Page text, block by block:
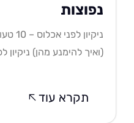
ניקיון לפני אכלוס –
להימנע מהן) ניקיון לפני
תקרא עוד